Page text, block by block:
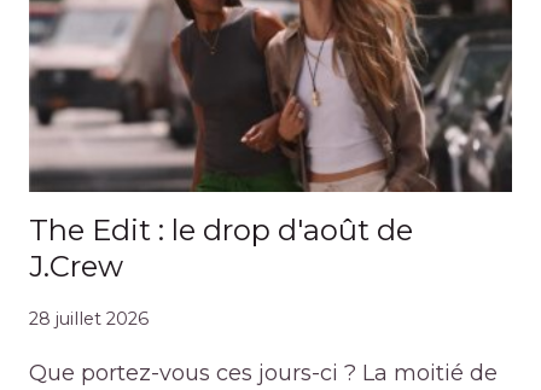
The Edit : le drop d'août de
J.Crew
28 juillet 2026
Que portez-vous ces jours-ci ? La moitié de